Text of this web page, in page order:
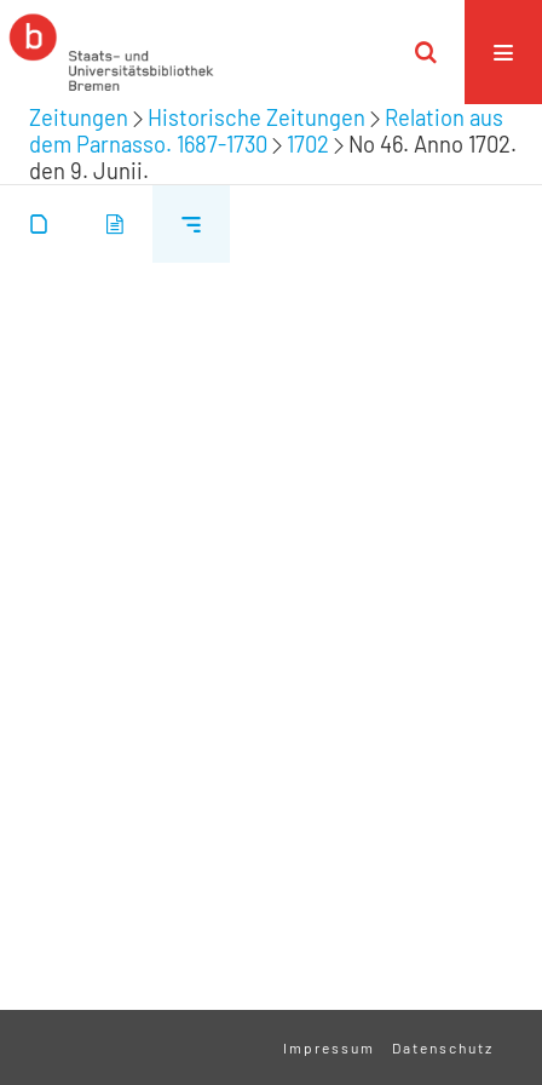
Zeitungen Historische Zeitungen
Relation aus
dem Parnasso. 1687-1730
1702
No 46. Anno 1702.
den 9. Junii.
Impressum Datenschutz